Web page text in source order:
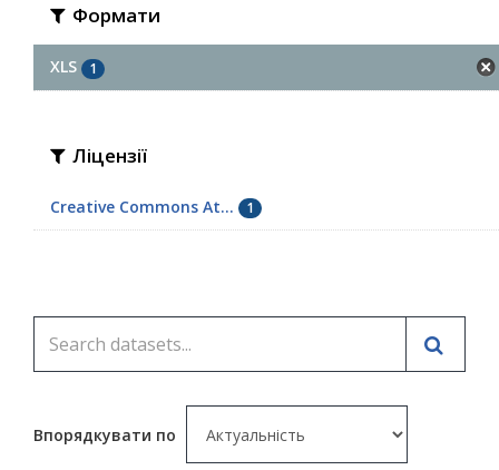
Формати
XLS 1
Ліцензії
Creative Commons At... 1
Впорядкувати по